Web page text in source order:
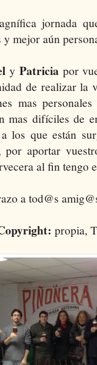
jornada
y mejor aún
y Patriciapor
de realizar la
mas
mas difíciles de
los que están
aportar
al fin tengo
a tod@s
propia,